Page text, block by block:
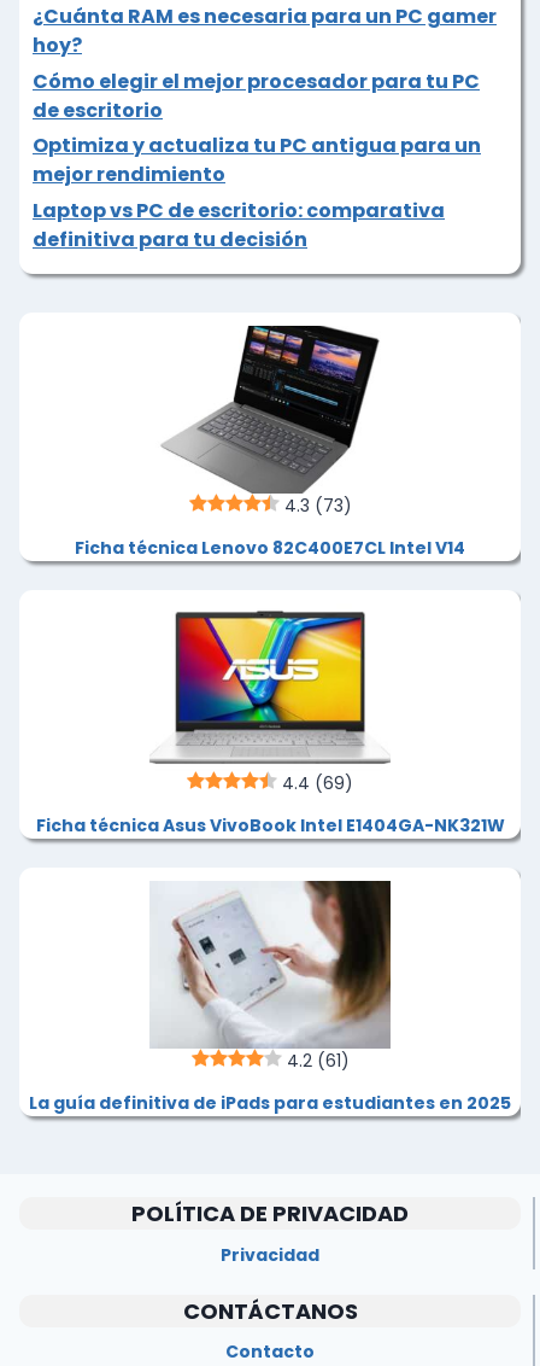
¿Cuánta RAM es necesaria para un PC gamer
hoy?
Cómo elegir el mejor procesador para tu PC
de escritorio
Optimiza y actualiza tu PC antigua para un
mejor rendimiento
Laptop vs PC de escritorio: comparativa
definitiva para tu decisión
4.3 (73)
Ficha técnica Lenovo 82C400E7CL Intel V14
4.4 (69)
Ficha técnica Asus VivoBook Intel E1404GA-NK321W
4.2 (61)
La guía definitiva de iPads para estudiantes en 2025
POLÍTICA DE PRIVACIDAD
Privacidad
CONTÁCTANOS
Contacto